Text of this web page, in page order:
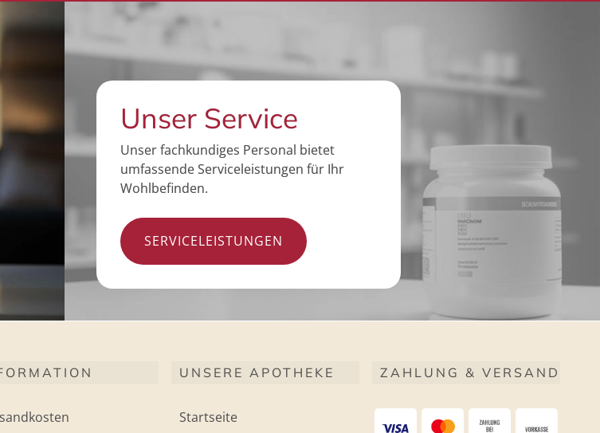
Unser Service
Unser fachkundiges Personal bietet
umfassende Serviceleistungen für Ihr
Wohlbefinden.
SERVICELEISTUNGEN
UNSERE APOTHEKE
Startseite
ZAHLUNG & VERSAND